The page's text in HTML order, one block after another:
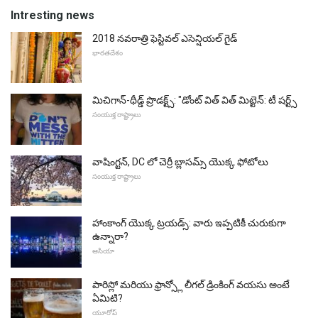
Intresting news
2018 నవరాత్రి ఫెస్టివల్ ఎసెన్షియల్ గైడ్
భారతదేశం
మిచిగాన్-థీడ్డ్ ప్రొడక్ట్స్: "డోంట్ విత్ విత్ మిట్టెన్: టీ షర్ట్స్
సంయుక్త రాష్ట్రాలు
వాషింగ్టన్, DC లో చెర్రీ బ్లాసమ్స్ యొక్క ఫోటోలు
సంయుక్త రాష్ట్రాలు
హాంకాంగ్ యొక్క ట్రయడ్స్: వారు ఇప్పటికీ చురుకుగా
ఉన్నారా?
ఆసియా
పారిస్లో మరియు ఫ్రాన్స్లో లీగల్ డ్రింకింగ్ వయసు అంటే
ఏమిటి?
యూరోప్